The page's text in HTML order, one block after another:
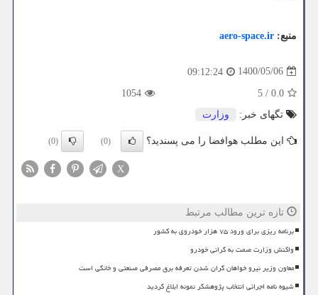
منبع: aero-space.ir
1400/05/06
09:12:24
0.0
/
5
1054
تگهای خبر:
وزارت
این مطلب هوافضا را می پسندید؟ (0)
(0)
X
تازه ترین مطالب مرتبط
برنامه ریزی برای ورود ۷۵ هزار خودروی به کشور
واکنش وزارت صمت به گرانی خودرو
معاون وزیر نیرو خواهان گران شدن تعرفه برق مصرفی صنعتی و خانگی است
شیوه نامه اجرائی انتخاب پژوهشگر نمونه ابلاغ گردید